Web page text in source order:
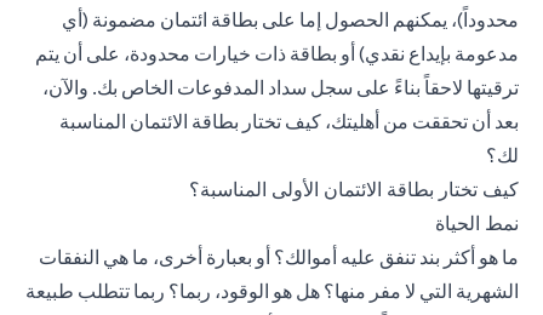
محدوداً)، يمكنهم الحصول إما على بطاقة ائتمان مضمونة (أي
مدعومة بإيداع نقدي) أو بطاقة ذات خيارات محدودة، على أن يتم
ترقيتها لاحقاً بناءً على سجل سداد المدفوعات الخاص بك. والآن،
بعد أن تحققت من أهليتك، كيف تختار بطاقة الائتمان المناسبة
لك؟
كيف تختار بطاقة الائتمان الأولى المناسبة؟
نمط الحياة
ما هو أكثر بند تنفق عليه أموالك؟ أو بعبارة أخرى، ما هي النفقات
الشهرية التي لا مفر منها؟ هل هو الوقود، ربما؟ ربما تتطلب طبيعة